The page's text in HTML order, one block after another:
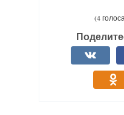
(4